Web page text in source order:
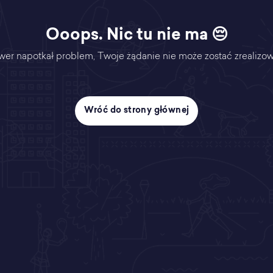
Ooops. Nic tu nie ma 😔
napotkał problem, Twoje żądanie nie może zostać
Wróć do strony głównej